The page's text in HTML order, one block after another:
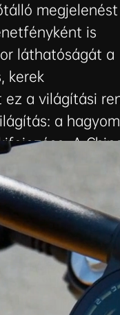
megjelenést
is
láthatóságát a
kerek
a világítási
a
A